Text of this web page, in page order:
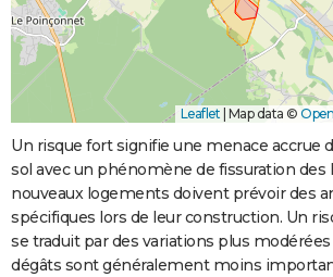
Leaflet Map data ©
Un risque fort signifie une menace accrue
sol avec un phénomène de fissuration des
nouveaux logements doivent prévoir des
spécifiques lors de leur construction. Un
se traduit par des variations plus modérées
dégâts sont généralement moins